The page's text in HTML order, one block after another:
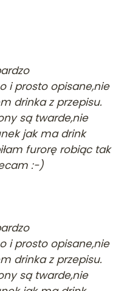
i prosto opisane,nie
drinka z przepisu.
są twarde,nie
jak ma drink
furorę robiąc tak
:-)
i prosto opisane,nie
drinka z przepisu.
są twarde,nie